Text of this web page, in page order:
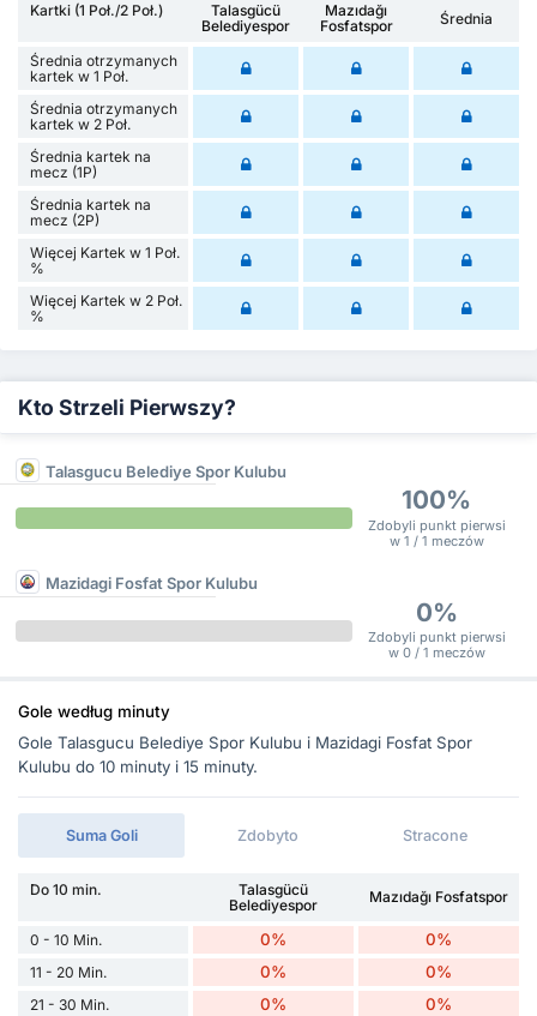
Kartki (1 Poł./2 Poł.)
Talasgücü
Belediyespor
Mazıdağı
Fosfatspor
Średnia
Średnia otrzymanych
kartek w 1 Poł.
Średnia otrzymanych
kartek w 2 Poł.
Średnia kartek na
mecz (1P)
Średnia kartek na
mecz (2P)
Więcej Kartek w 1 Poł.
%
Więcej Kartek w 2 Poł.
%
Kto Strzeli Pierwszy?
Talasgucu Belediye Spor Kulubu
100%
Zdobyli punkt pierwsi
w 1 / 1 meczów
Mazidagi Fosfat Spor Kulubu
0%
Zdobyli punkt pierwsi
w 0 / 1 meczów
Gole według minuty
Gole Talasgucu Belediye Spor Kulubu i Mazidagi Fosfat Spor
Kulubu do 10 minuty i 15 minuty.
Suma Goli Zdobyto Stracone
Do 10 min.
Talasgücü
Belediyespor
Mazıdağı Fosfatspor
0 - 10 Min. 0% 0%
11 - 20 Min. 0% 0%
21 - 30 Min. 0% 0%